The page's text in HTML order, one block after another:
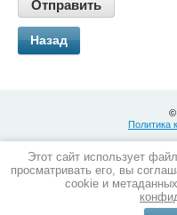
Назад
©
Политика
Этот сайт использует
просматривать его, вы
cookie и